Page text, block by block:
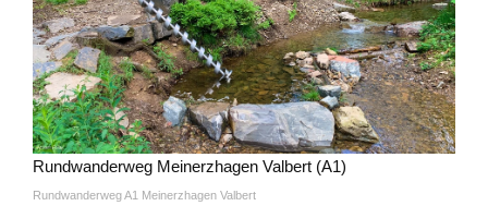
Rundwanderweg Meinerzhagen Valbert (A1)
Rundwanderweg A1 Meinerzhagen Valbert